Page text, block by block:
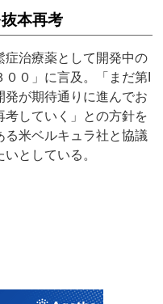
本再考
治療薬として開発中の
０」に言及。「まだ第I
が期待通りに進んでお
考していく」との方針を
る米ベルキュラ社と協議
としている。